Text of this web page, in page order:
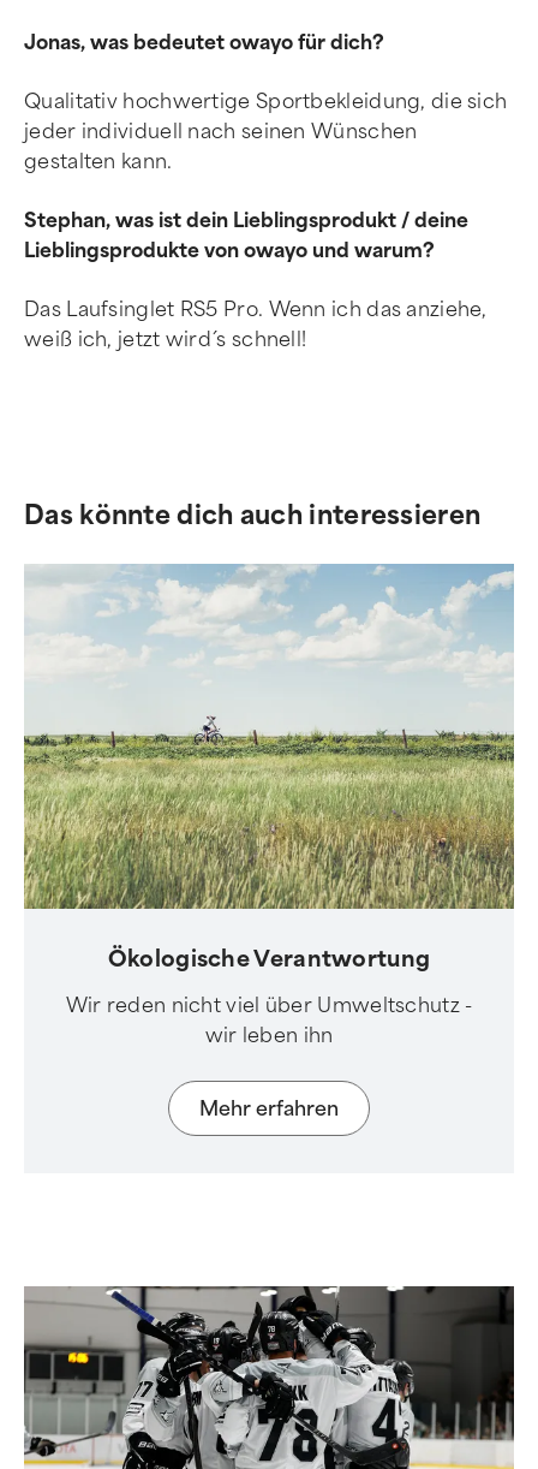
Jonas, was bedeutet owayo für dich?
Qualitativ hochwertige Sportbekleidung, die sich
jeder individuell nach seinen Wünschen
gestalten kann.
Stephan, was ist dein Lieblingsprodukt / deine
Lieblingsprodukte von owayo und warum?
Das Laufsinglet RS5 Pro. Wenn ich das anziehe,
weiß ich, jetzt wird´s schnell!
Das könnte dich auch interessieren
Ökologische Verantwortung
Wir reden nicht viel über Umweltschutz -
wir leben ihn
Mehr erfahren